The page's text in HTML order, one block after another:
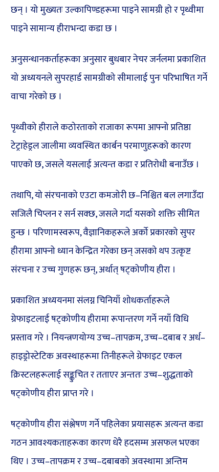
छन् । यो मुख्यतः उल्कापिण्डहरूमा पाइने सामग्री हो र पृथ्वीमा
पाइने सामान्य हीराभन्दा कडा छ ।
अनुसन्धानकर्ताहरूका अनुसार बुधबार नेचर जर्नलमा प्रकाशित
यो अध्ययनले सुपरहार्ड सामग्रीको सीमालाई पुनः परिभाषित गर्ने
वाचा गरेको छ ।
पृथ्वीको हीराले कठोरताको राजाका रूपमा आफ्नो प्रतिष्ठा
टेट्राहेड्रल जालीमा व्यवस्थित कार्बन परमाणुहरूको कारण
पाएको छ, जसले यसलाई अत्यन्त कडा र प्रतिरोधी बनाउँछ ।
तथापि, यो संरचनाको एउटा कमजोरी छ–निश्चित बल लगाउँदा
सजिलै चिप्लन र सर्न सक्छ, जसले गर्दा यसको शक्ति सीमित
हुन्छ । परिणामस्वरूप, वैज्ञानिकहरूले अर्को प्रकारको सुपर
हीरामा आफ्नो ध्यान केन्द्रित गरेका छन् जसको थप उत्कृष्ट
संरचना र उच्च गुणहरू छन्, अर्थात् षट्कोणीय हीरा ।
प्रकाशित अध्ययनमा संलग्न चिनियाँ शोधकर्ताहरूले
ग्रेफाइटलाई षट्कोणीय हीरामा रूपान्तरण गर्ने नयाँ विधि
प्रस्ताव गरे । नियन्त्रणयोग्य उच्च–तापक्रम, उच्च–दबाब र अर्ध–
हाइड्रोस्टेटिक अवस्थाहरूमा तिनीहरूले ग्रेफाइट एकल
क्रिस्टलहरूलाई सङ्कुचित र तताएर अन्ततः उच्च–शुद्धताको
षट्कोणीय हीरा प्राप्त गरे ।
षट्कोणीय हीरा संश्लेषण गर्ने पहिलेका प्रयासहरू अत्यन्त कडा
गठन आवश्यकताहरूका कारण धेरै हदसम्म असफल भएका
थिए । उच्च–तापक्रम र उच्च–दबाबको अवस्थामा अन्तिम